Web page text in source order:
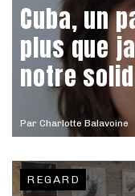
Par Charlotte Balavoine
Cuba, un
plus que
notre
REGARD